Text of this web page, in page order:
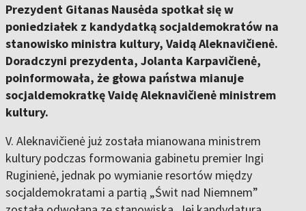
Prezydent Gitanas Nausėda spotkał się w
poniedziałek z kandydatką socjaldemokratów na
stanowisko ministra kultury, Vaidą Aleknavičienė.
Doradczyni prezydenta, Jolanta Karpavičienė,
poinformowała, że głowa państwa mianuje
socjaldemokratkę Vaidę Aleknavičienė ministrem
kultury.
V. Aleknavičienė już została mianowana ministrem
kultury podczas formowania gabinetu premier Ingi
Ruginienė, jednak po wymianie resortów między
socjaldemokratami a partią „Świt nad Niemnem”